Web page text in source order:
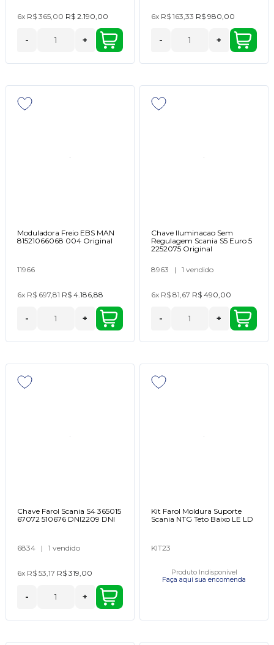
6x R$ 365,00 R$ 2.190,00
- +
6x R$ 163,33 R$ 980,00
- +
Moduladora Freio EBS MAN
81521066068 004 Original
11966
6x R$ 697,81 R$ 4.186,88
- +
Chave Iluminacao Sem
Regulagem Scania S5 Euro 5
2252075 Original
8963 | 1 vendido
6x R$ 81,67 R$ 490,00
- +
Chave Farol Scania S4 365015
67072 510676 DNI2209 DNI
6834 | 1 vendido
6x R$ 53,17 R$ 319,00
- +
Kit Farol Moldura Suporte
Scania NTG Teto Baixo LE LD
KIT23
Produto Indisponível
Faça aqui sua encomenda